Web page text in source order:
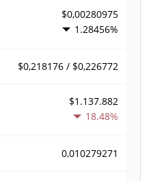
$0,00280975
1.28456%
$0,218176 / $0,226772
$1.137.882
18.48%
0,010279271